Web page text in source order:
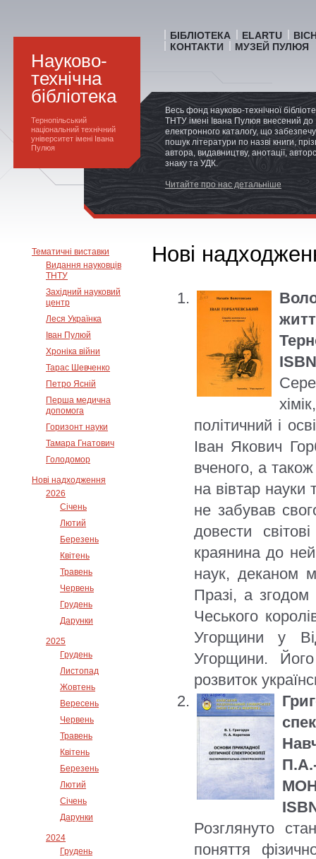
Науково-
технічна
бібліотека
Тернопільський
національний технічний
університет імені Івана
Пулюя
БІБЛІОТЕКА ELARTU
КОНТАКТИ
МУЗЕЙ ПУЛЮЯ
Весь фонд науково-технічної
ТНТУ імені Івана Пулюя внесений до
електронного каталогу, що
пошук літератури по назві книги,
автора, видавництву, анотації,
знаку та УДК.
Читайте про нас детальніше
Тематичні виставки
Видання науковців
ТНТУ
Західний науковий
центр
Леся Українка
Іван Пулюй
Хроніка війни
Тарас Шевченко
Петро Ясній
Перша медична
допомога
Горизонт науки
Тамара Гнатович
Голодомор
Нові надходження
2026
Січень
Лютий
Березень
Квітень
Травень
Червень
Грудень
Дарунки
2025
Грудень
Листопад
Жовтень
Вересень
Червень
Травень
Квітень
Березень
Лютий
Січень
Дарунки
2024
Грудень
Нові
політичний і
Іван Якович
вченого, а
на вівтар науки
не забував
довести
краянина до
наук, деканом
Празі, а
Чеського
Угорщини у
Угорщини.
розвиток
МОН
Розглянуто
поняття